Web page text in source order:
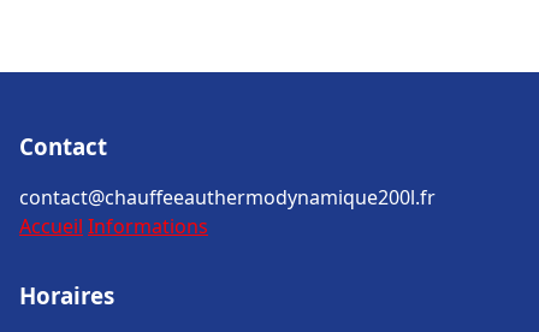
Contact
contact@chauffeeauthermodynamique200l.fr
Accueil Informations
Horaires